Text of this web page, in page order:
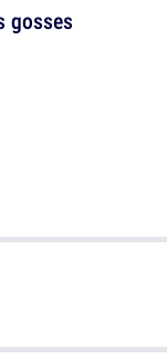
gosses